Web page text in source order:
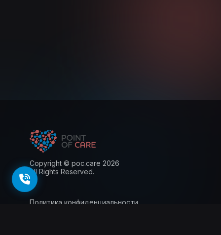
Copyright © poc.care 2026
All Rights Reserved.
Политика конфиденциальности